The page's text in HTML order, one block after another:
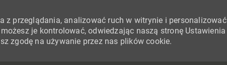
z przeglądania, analizować ruch w witrynie i personalizować
je kontrolować, odwiedzając naszą stronę Ustawienia
zgodę na używanie przez nas plików cookie.